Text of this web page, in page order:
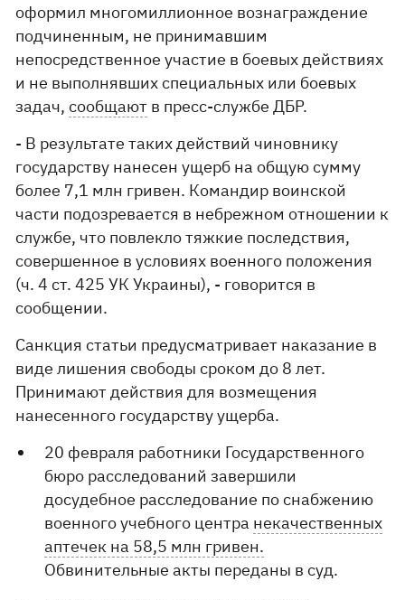
оформил многомиллионное вознаграждение
подчиненным, не принимавшим
непосредственное участие в боевых действиях
и не выполнявших специальных или боевых
задач,сообщают в пресс-службе ДБР.
- В результате таких действий чиновнику
государству нанесен ущерб на общую сумму
более 7,1 млн гривен. Командир воинской
части подозревается в небрежном отношении к
службе, что повлекло тяжкие последствия,
совершенное в условиях военного положения
(ч. 4 ст. 425 УК Украины), - говорится в
сообщении.
Санкция статьи предусматривает наказание в
виде лишения свободы сроком до 8 лет.
Принимают действия для возмещения
нанесенного государству ущерба.
20 февраля работники Государственного
бюро расследований завершили
досудебное расследование по снабжению
военного учебного центра некачественных
аптечек на 58,5 млн гривен.
Обвинительные акты переданы в суд.